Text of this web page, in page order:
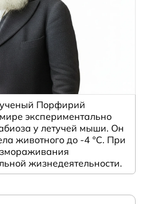
Порфирий
экспериментально
у летучей мыши. Он
животного до -4 °C. При
жизнедеятельности.